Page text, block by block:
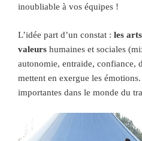
inoubliable à vos équipes !
L’idée part d’un constat : les
valeurs humaines et sociales
autonomie, entraide, confiance,
mettent en exergue les
importantes dans le monde du